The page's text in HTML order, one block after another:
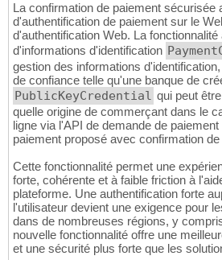
La confirmation de paiement sécurisée
d'authentification de paiement sur le
d'authentification Web. La
d'informations d'identification
gestion des informations
de confiance telle qu'une banque de
PublicKeyCredential qui peut
quelle origine de commerçant dans le
ligne via l'API de demande de
paiement proposé avec confirmation
Cette fonctionnalité permet une
forte, cohérente et à faible friction à
plateforme. Une authentification forte
l'utilisateur devient une exigence pour
dans de nombreuses régions, y
nouvelle fonctionnalité offre une
et une sécurité plus forte que les